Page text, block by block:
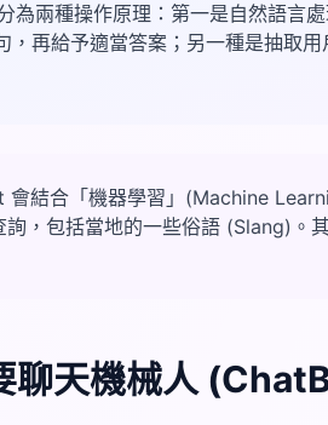
為兩種操作原理：第一是自然語言
，再給予適當答案；另一種是抽取
結合「機器學習」(Machine
詢，包括當地的一些俗語 (Slang)
聊天機械人